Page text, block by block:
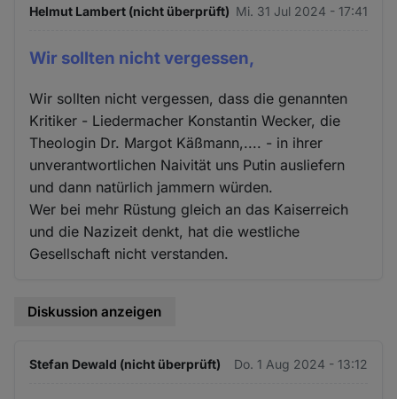
Helmut Lambert (nicht überprüft) Mi. 31 Jul 2024 - 17:41
Wir sollten nicht vergessen,
Wir sollten nicht vergessen, dass die genannten
Kritiker - Liedermacher Konstantin Wecker, die
Theologin Dr. Margot Käßmann,.... - in ihrer
unverantwortlichen Naivität uns Putin ausliefern
und dann natürlich jammern würden.
Wer bei mehr Rüstung gleich an das Kaiserreich
und die Nazizeit denkt, hat die westliche
Gesellschaft nicht verstanden.
Diskussion anzeigen
Stefan Dewald (nicht überprüft) Do. 1 Aug 2024 - 13:12